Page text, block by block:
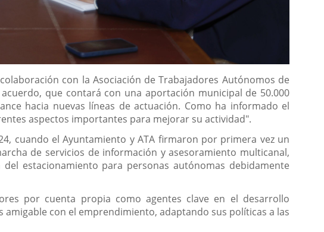
con la Asociación de Trabajadores Autónomos de
que contará con una aportación municipal de 50.000
hacia nuevas líneas de actuación. Como ha informado el
aspectos importantes para mejorar su actividad".
cuando el Ayuntamiento y ATA firmaron por primera vez un
de servicios de información y asesoramiento multicanal,
estacionamiento para personas autónomas debidamente
por cuenta propia como agentes clave en el desarrollo
con el emprendimiento, adaptando sus políticas a las